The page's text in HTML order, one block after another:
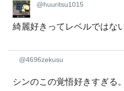
@huuritsu1015
綺麗好きってレベルではな
@4696zekusu
シンのこの覚悟好きすぎる